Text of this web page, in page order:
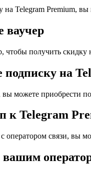
на Telegram Premium,
ваучер
чтобы получить
на
вы можете приобрести
к Telegram
с оператором связи, вы